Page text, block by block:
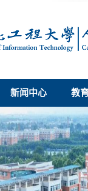
新闻中心 教